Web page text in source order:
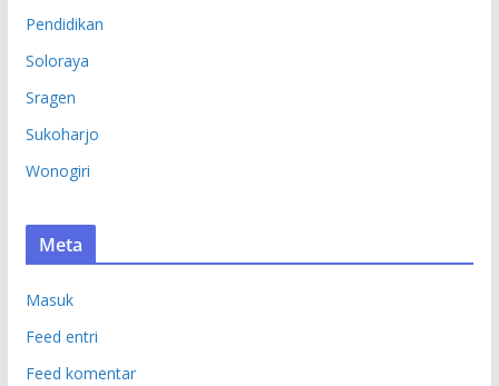
Pendidikan
Soloraya
Sragen
Sukoharjo
Wonogiri
Meta
Masuk
Feed entri
Feed komentar